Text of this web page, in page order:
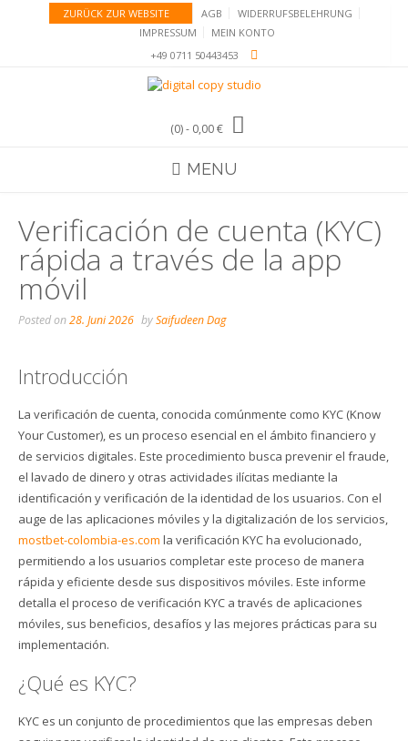
ZURÜCK ZUR WEBSITE AGB
WIDERRUFSBELEHRUNG
IMPRESSUM
MEIN KONTO
+49 0711 50443453
(0)- 0,00 €
MENU
Verificación de cuenta (KYC)
rápida a través de la app
móvil
Posted on28. Juni 2026 bySaifudeen Dag
Introducción
La verificación de cuenta, conocida comúnmente como KYC (Know
Your Customer), es un proceso esencial en el ámbito financiero y
de servicios digitales. Este procedimiento busca prevenir el fraude,
el lavado de dinero y otras actividades ilícitas mediante la
identificación y verificación de la identidad de los usuarios. Con el
auge de las aplicaciones móviles y la digitalización de los servicios,
mostbet-colombia-es.com la verificación KYC ha evolucionado,
permitiendo a los usuarios completar este proceso de manera
rápida y eficiente desde sus dispositivos móviles. Este informe
detalla el proceso de verificación KYC a través de aplicaciones
móviles, sus beneficios, desafíos y las mejores prácticas para su
implementación.
¿Qué es KYC?
KYC es un conjunto de procedimientos que las empresas deben